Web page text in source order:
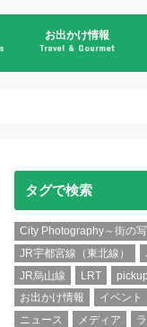
お出かけ情報
Travel & Gourmet
タグで検索
City Photography～街の
JR宇都宮線（東北線）
JR烏山線
LRT pickup
お出かけ情報
イベント
ニュース
メディア